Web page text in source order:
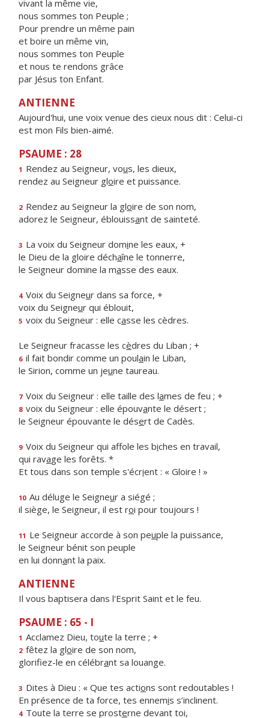
vivant la même vie,
nous sommes ton Peuple ;
Pour prendre un même pain
et boire un même vin,
nous sommes ton Peuple
et nous te rendons grâce
par Jésus ton Enfant.
ANTIENNE
Aujourd'hui, une voix venue des cieux nous dit : Celui-ci
est mon Fils bien-aimé.
PSAUME : 28
1 Rendez au Seigneur, vous, les dieux,
rendez au Seigneur gloire et puissance.
2 Rendez au Seigneur la gloire de son nom,
adorez le Seigneur, éblouissant de sainteté.
3 La voix du Seigneur domine les eaux, +
le Dieu de la gloire déchaîne le tonnerre,
le Seigneur domine la masse des eaux.
4 Voix du Seigneur dans sa force, +
voix du Seigneur qui éblouit,
5 voix du Seigneur : elle casse les cèdres.
Le Seigneur fracasse les cèdres du Liban ; +
6 il fait bondir comme un poulain le Liban,
le Sirion, comme un jeune taureau.
7 Voix du Seigneur : elle taille des lames de feu ; +
8 voix du Seigneur : elle épouvante le désert ;
le Seigneur épouvante le désert de Cadès.
9 Voix du Seigneur qui affole les biches en travail,
qui ravage les forêts. *
Et tous dans son temple s'écrient : « Gloire ! »
10 Au déluge le Seigneur a siégé ;
il siège, le Seigneur, il est roi pour toujours !
11 Le Seigneur accorde à son peuple la puissance,
le Seigneur bénit son peuple
en lui donnant la paix.
ANTIENNE
Il vous baptisera dans l'Esprit Saint et le feu.
PSAUME : 65 - I
1 Acclamez Dieu, toute la terre ; +
2 fêtez la gloire de son nom,
glorifiez-le en célébrant sa louange.
3 Dites à Dieu : « Que tes actions sont redoutables !
En présence de ta force, tes ennemis s’inclinent.
4 Toute la terre se prosterne devant toi,